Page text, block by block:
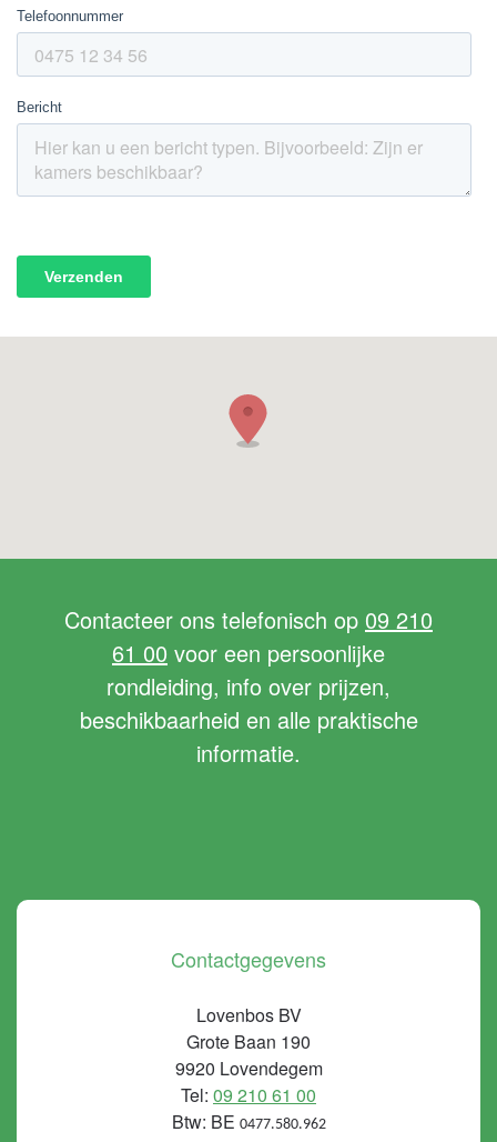
Contacteer ons telefonisch op 09 210
61 00 voor een persoonlijke
rondleiding, info over prijzen,
beschikbaarheid en alle praktische
informatie.
Contactgegevens
Lovenbos BV
Grote Baan 190
9920 Lovendegem
Tel: 09 210 61 00
Btw: BE 0477.580.962